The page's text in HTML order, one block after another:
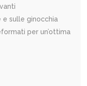
e sulle ginocchia
per un’ottima